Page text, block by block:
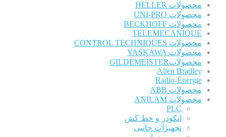
محصولات HELLER
محصولات UNI-PRO
محصولات BECKHOFF
TELEMECANIQUE
محصولات CONTROL TECHNIQUES
محصولات YASKAWA
محصولاتGILDEMEISTER
Allen Bradley
Radio-Energie
محصولات ABB
محصولات ANILAM
PLC
انکودر و خط کش
تجهیزات جانبی